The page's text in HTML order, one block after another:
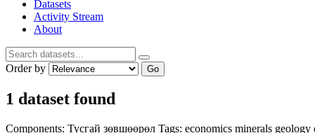
Datasets
Activity Stream
About
Order by Go
1 dataset found
Components: Тусгай зөвшөөрөл Tags: economics minerals geology